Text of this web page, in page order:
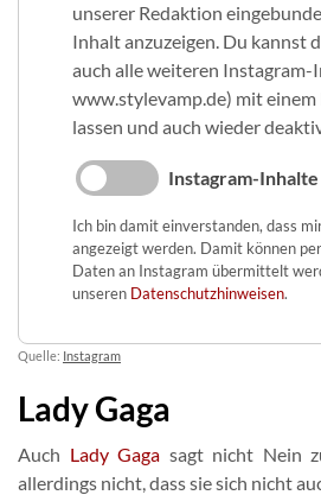
unserer Redaktion
Inhalt anzuzeigen. Du kannst
auch alle weiteren Instagram-
www.stylevamp.de) mit einem
lassen und auch wieder
Instagram-
Ich bin damit einverstanden, dass
angezeigt werden. Damit können
Daten an Instagram übermittelt
unseren Datenschutzhinweisen.
Quelle: Instagram
Lady Gaga
Auch Lady Gaga sagt nicht Nein
allerdings nicht, dass sie sich nicht